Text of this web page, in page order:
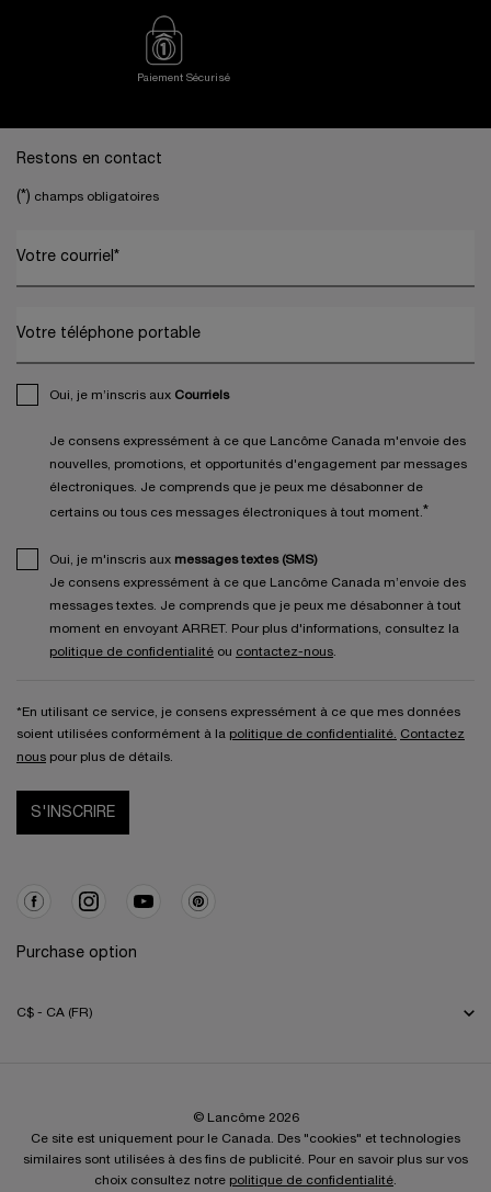
Paiement Sécurisé
Restons en contact
(*) champs obligatoires
Votre courriel *
Votre téléphone portable
Oui, je m’inscris aux Courriels
Je consens expressément à ce que Lancôme Canada m'envoie des
nouvelles, promotions, et opportunités d'engagement par messages
électroniques. Je comprends que je peux me désabonner de
certains ou tous ces messages électroniques à tout moment. *
Oui, je m'inscris aux messages textes (SMS)
Je consens expressément à ce que Lancôme Canada m’envoie des
messages textes. Je comprends que je peux me désabonner à tout
moment en envoyant ARRET. Pour plus d'informations, consultez la
politique de confidentialité ou contactez-nous
*En utilisant ce service, je consens expressément à ce que mes données
soient utilisées conformément à la politique de confidentialité.
Contactez
nous pour plus de détails.
S'INSCRIRE
Purchase option
C$ - CA (FR)
© Lancôme 2026
Ce site est uniquement pour le Canada. Des "cookies" et technologies
similaires sont utilisées à des fins de publicité. Pour en savoir plus sur vos
choix consultez notre politique de confidentialité